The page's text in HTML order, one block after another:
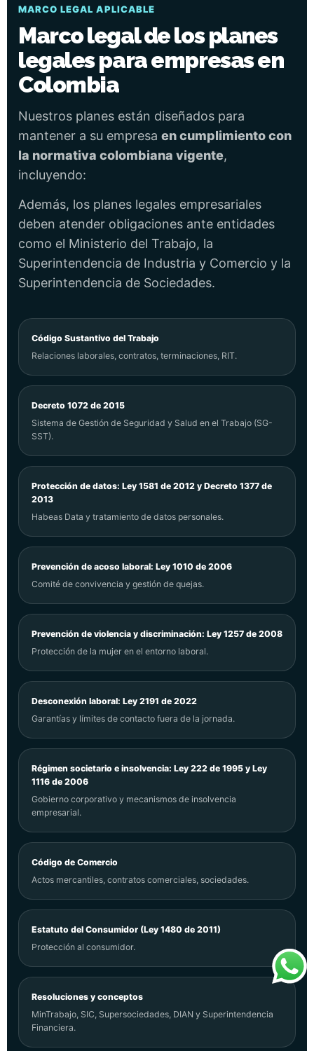
MARCO LEGAL APLICABLE
Marco legal de los planes
legales para empresas en
Colombia
Nuestros planes están diseñados para
mantener a su empresa en cumplimiento con
la normativa colombiana vigente,
incluyendo:
Además, los planes legales empresariales
deben atender obligaciones ante entidades
como el Ministerio del Trabajo, la
Superintendencia de Industria y Comercio y la
Superintendencia de Sociedades.
Código Sustantivo del Trabajo
Relaciones laborales, contratos, terminaciones, RIT.
Decreto 1072 de 2015
Sistema de Gestión de Seguridad y Salud en el Trabajo (SG-
SST).
Protección de datos: Ley 1581 de 2012 y Decreto 1377 de
2013
Habeas Data y tratamiento de datos personales.
Prevención de acoso laboral: Ley 1010 de 2006
Comité de convivencia y gestión de quejas.
Prevención de violencia y discriminación: Ley 1257 de 2008
Protección de la mujer en el entorno laboral.
Desconexión laboral: Ley 2191 de 2022
Garantías y límites de contacto fuera de la jornada.
Régimen societario e insolvencia: Ley 222 de 1995 y Ley
1116 de 2006
Gobierno corporativo y mecanismos de insolvencia
empresarial.
Código de Comercio
Actos mercantiles, contratos comerciales, sociedades.
Estatuto del Consumidor (Ley 1480 de 2011)
Protección al consumidor.
Resoluciones y conceptos
MinTrabajo, SIC, Supersociedades, DIAN y Superintendencia
Financiera.